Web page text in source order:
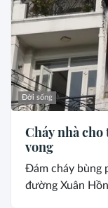
Đời sống
Cháy nhà
vong
Đám cháy bùng
đường Xuân